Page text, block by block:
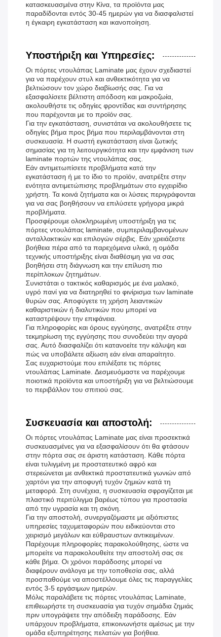
κατασκευασμένα στην Κίνα, τα προϊόντα μας
παραδίδονται εντός 30-45 ημερών για να διασφαλιστεί
η έγκαιρη εγκατάσταση και ικανοποίηση.
Υποστήριξη και Υπηρεσίες:
Οι πόρτες ντουλάπας Laminate μας έχουν σχεδιαστεί
για να παρέχουν στυλ και ανθεκτικότητα για να
βελτιώσουν τον χώρο διαβίωσής σας. Για να
εξασφαλίσετε βέλτιστη απόδοση και μακροζωία,
ακολουθήστε τις οδηγίες φροντίδας και συντήρησης
που παρέχονται με το προϊόν σας.
Για την εγκατάσταση, συνιστάται να ακολουθήσετε τις
οδηγίες βήμα προς βήμα που περιλαμβάνονται στη
συσκευασία. Η σωστή εγκατάσταση είναι ζωτικής
σημασίας για τη λειτουργικότητα και την εμφάνιση των
laminate πορτών της ντουλάπας σας.
Εάν αντιμετωπίσετε προβλήματα κατά την
εγκατάσταση ή με το ίδιο το προϊόν, ανατρέξτε στην
ενότητα αντιμετώπισης προβλημάτων στο εγχειρίδιο
χρήστη. Τα κοινά ζητήματα και οι λύσεις περιγράφονται
για να σας βοηθήσουν να επιλύσετε γρήγορα μικρά
προβλήματα.
Προσφέρουμε ολοκληρωμένη υποστήριξη για τις
πόρτες ντουλάπας laminate, συμπεριλαμβανομένων
ανταλλακτικών και επιλογών σέρβις. Εάν χρειάζεστε
βοήθεια πέρα ​​από τα παρεχόμενα υλικά, η ομάδα
τεχνικής υποστήριξης είναι διαθέσιμη για να σας
βοηθήσει στη διάγνωση και την επίλυση πιο
περίπλοκων ζητημάτων.
Συνιστάται ο τακτικός καθαρισμός με ένα μαλακό,
υγρό πανί για να διατηρηθεί το φινίρισμα των laminate
θυρών σας. Αποφύγετε τη χρήση λειαντικών
καθαριστικών ή διαλυτικών που μπορεί να
καταστρέψουν την επιφάνεια.
Για πληροφορίες και όρους εγγύησης, ανατρέξτε στην
τεκμηρίωση της εγγύησης που συνοδεύει την αγορά
σας. Αυτό διασφαλίζει ότι κατανοείτε την κάλυψη και
πώς να υποβάλετε αξίωση εάν είναι απαραίτητο.
Σας ευχαριστούμε που επιλέξατε τις πόρτες
ντουλάπας Laminate. Δεσμευόμαστε να παρέχουμε
ποιοτικά προϊόντα και υποστήριξη για να βελτιώσουμε
το περιβάλλον του σπιτιού σας.
Συσκευασία και αποστολή:
Οι πόρτες ντουλάπας Laminate μας είναι προσεκτικά
συσκευασμένες για να εξασφαλίσουν ότι θα φτάσουν
στην πόρτα σας σε άριστη κατάσταση. Κάθε πόρτα
είναι τυλιγμένη με προστατευτικό αφρό και
στερεώνεται με ανθεκτικά προστατευτικά γωνιών από
χαρτόνι για την αποφυγή τυχόν ζημιών κατά τη
μεταφορά. Στη συνέχεια, η συσκευασία σφραγίζεται με
πλαστικό περιτύλιγμα βαρέως τύπου για προστασία
από την υγρασία και τη σκόνη.
Για την αποστολή, συνεργαζόμαστε με αξιόπιστες
υπηρεσίες ταχυμεταφορών που ειδικεύονται στο
χειρισμό μεγάλων και εύθραυστων αντικειμένων.
Παρέχουμε πληροφορίες παρακολούθησης, ώστε να
μπορείτε να παρακολουθείτε την αποστολή σας σε
κάθε βήμα. Οι χρόνοι παράδοσης μπορεί να
διαφέρουν ανάλογα με την τοποθεσία σας, αλλά
προσπαθούμε να αποστέλλουμε όλες τις παραγγελίες
εντός 3-5 εργάσιμων ημερών.
Μόλις παραλάβετε τις πόρτες ντουλάπας Laminate,
επιθεωρήστε τη συσκευασία για τυχόν σημάδια ζημιάς
πριν υπογράψετε την απόδειξη παράδοσης. Εάν
υπάρχουν προβλήματα, επικοινωνήστε αμέσως με την
ομάδα εξυπηρέτησης πελατών για βοήθεια.